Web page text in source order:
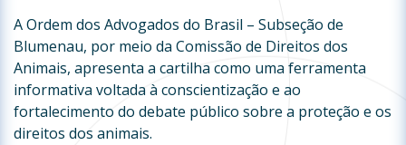
A Ordem dos Advogados do Brasil – Subseção de
Blumenau, por meio da Comissão de Direitos dos
Animais, apresenta a cartilha como uma ferramenta
informativa voltada à conscientização e ao
fortalecimento do debate público sobre a proteção e os
direitos dos animais.